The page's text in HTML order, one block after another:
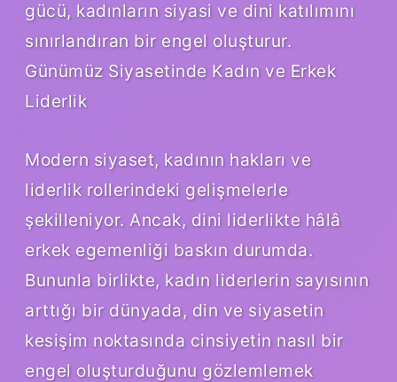
gücü, kadınların siyasi ve dini katılımını
sınırlandıran bir engel oluşturur.
Günümüz Siyasetinde Kadın ve Erkek
Liderlik
Modern siyaset, kadının hakları ve
liderlik rollerindeki gelişmelerle
şekilleniyor. Ancak, dini liderlikte hâlâ
erkek egemenliği baskın durumda.
Bununla birlikte, kadın liderlerin sayısının
arttığı bir dünyada, din ve siyasetin
kesişim noktasında cinsiyetin nasıl bir
engel oluşturduğunu gözlemlemek